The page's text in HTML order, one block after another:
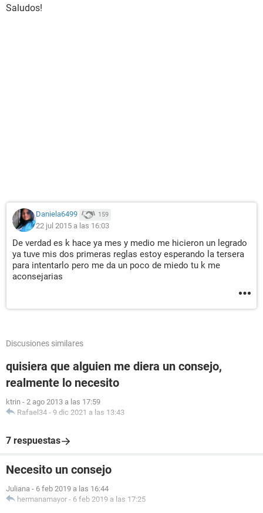
Saludos!
Daniela6499 159
22 jul 2015 a las 16:03
De verdad es k hace ya mes y medio me hicieron un legrado
ya tuve mis dos primeras reglas estoy esperando la tersera
para intentarlo pero me da un poco de miedo tu k me
aconsejarias
Discusiones similares
quisiera que alguien me diera un consejo,
realmente lo necesito
ktrin - 2 ago 2013 a las 17:59
Rafael34 - 9 dic 2021 a las 13:43
7 respuestas
Necesito un consejo
Juliana - 6 feb 2019 a las 16:44
hermanamayor - 6 feb 2019 a las 17:25